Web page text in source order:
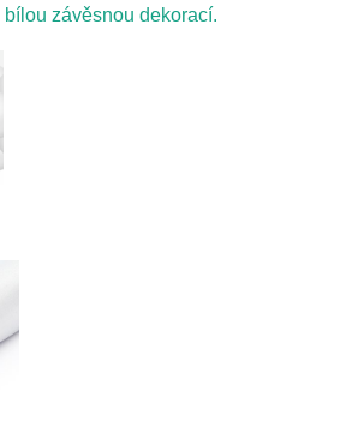
bílou závěsnou dekorací.